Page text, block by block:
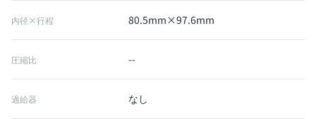
内径×行程 80.5mm×97.6mm
圧縮比 --
過給器 なし